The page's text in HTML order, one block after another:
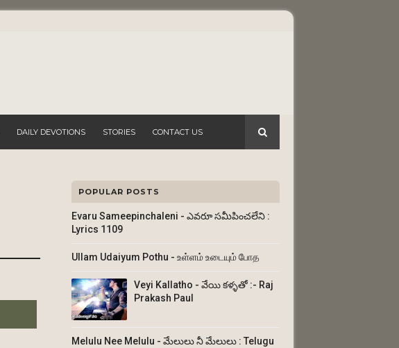
DAILY DEVOTIONS STORIES CONTACT US
POPULAR POSTS
Evaru Sameepinchaleni - ఎవరూ సమీపించలేని :
Lyrics 1109
Ullam Udaiyum Pothu - உள்ளம் உடையும் போத
Veyi Kallatho - వేయి కళ్ళతో :- Raj
Prakash Paul
Melulu Nee Melulu - మేలులు నీ మేలులు : Telugu